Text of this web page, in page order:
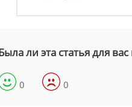
ли эта статья для
0 0